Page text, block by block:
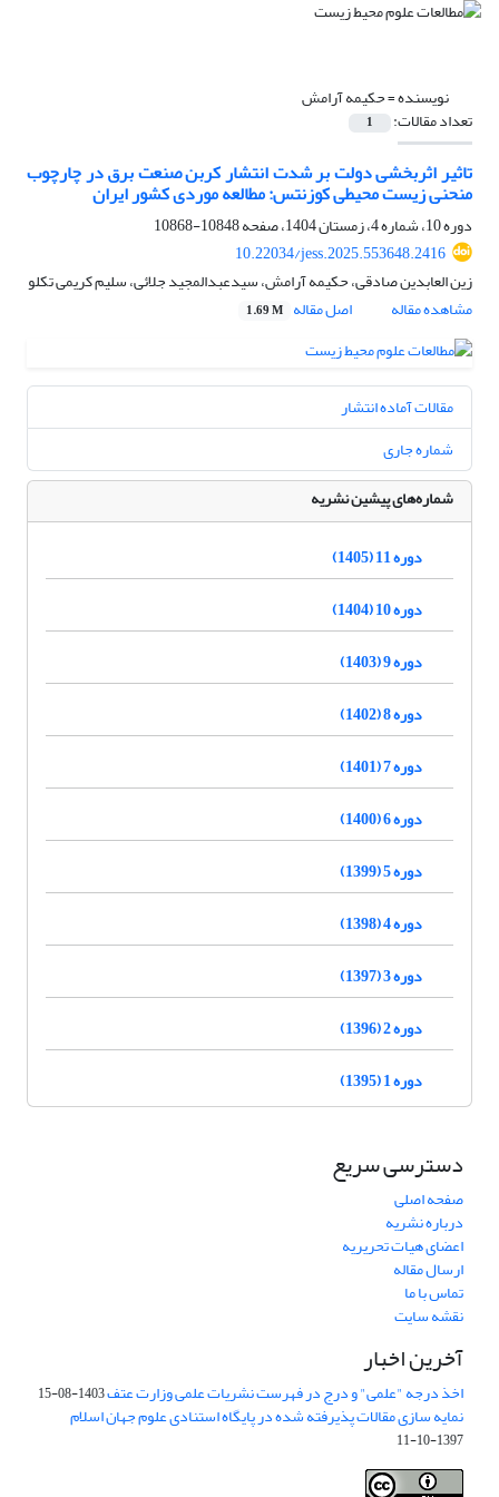
نویسنده =حکیمه آرامش
تعداد مقالات: 1
تاثیر اثربخشی دولت بر شدت انتشار کربن صنعت برق در چارچوب
منحنی زیست محیطی کوزنتس: مطالعه موردی کشور ایران
دوره 10، شماره 4، زمستان 1404، صفحه
10848-10868
10.22034/jess.2025.553648.2416
زین العابدین صادقی، حکیمه آرامش، سیدعبدالمجید جلائی، سلیم کریمی تکلو
مشاهده مقاله
اصل مقاله 1.69 M
مقالات آماده انتشار
شماره جاری
شماره‌های پیشین نشریه
دوره 11 (1405)
دوره 10 (1404)
دوره 9 (1403)
دوره 8 (1402)
دوره 7 (1401)
دوره 6 (1400)
دوره 5 (1399)
دوره 4 (1398)
دوره 3 (1397)
دوره 2 (1396)
دوره 1 (1395)
دسترسی سریع
صفحه اصلی
درباره نشریه
اعضای هیات تحریریه
ارسال مقاله
تماس با ما
نقشه سایت
آخرین اخبار
اخذ درجه "علمی" و درج در فهرست نشریات علمی وزارت عتف1403-08-15
نمایه سازی مقالات پذیرفته شده در پایگاه استنادی علوم جهان اسلام
1397-10-11